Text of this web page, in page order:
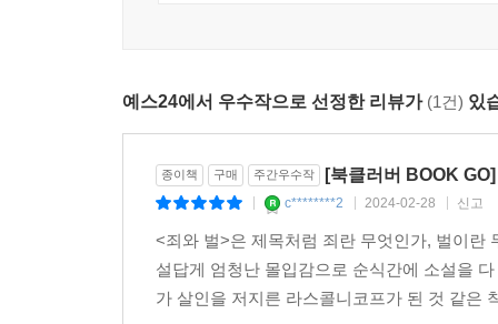
이 세계에 있는 모든 서적, 특히 문학 작품은 내
예외다. 그의 작품은 모두 남겨 두어야 한다. - 톨스
도스토예프스키는 어느 과학자보다도, 위대한 가
비참한 상태에 있을 때, 고통의 한계까지 시달
사라져 버렸을 때, 우리는 도스토예프스키를 읽어
예스24에서 우수작으로 선정한 리뷰가 (1건) 있
종이책 구매 주간우수작 [북클러버 BOOK
c********2 2024-02-28 신고
<죄와 벌>은 제목처럼 죄란 무엇인가, 벌이란
설답게 엄청난 몰입감으로 순식간에 소설을
가 살인을 저지른 라스콜니코프가 된 것 같은